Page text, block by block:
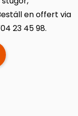
en offert via
23 45 98.